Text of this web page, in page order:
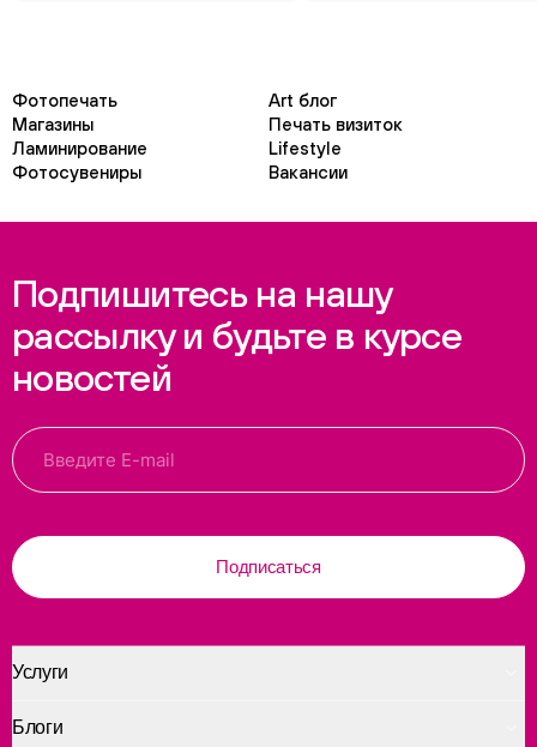
Фотопечать
Art блог
Магазины
Печать визиток
Ламинирование
Lifestyle
Фотосувениры
Вакансии
Подпишитесь на нашу
рассылку и будьте в курсе
новостей
Подписаться
Услуги
Блоги